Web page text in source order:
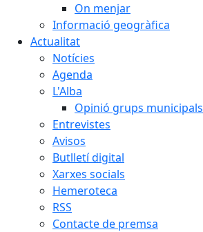
On menjar
Informació geogràfica
Actualitat
Notícies
Agenda
L'Alba
Opinió grups municipals
Entrevistes
Avisos
Butlletí digital
Xarxes socials
Hemeroteca
RSS
Contacte de premsa